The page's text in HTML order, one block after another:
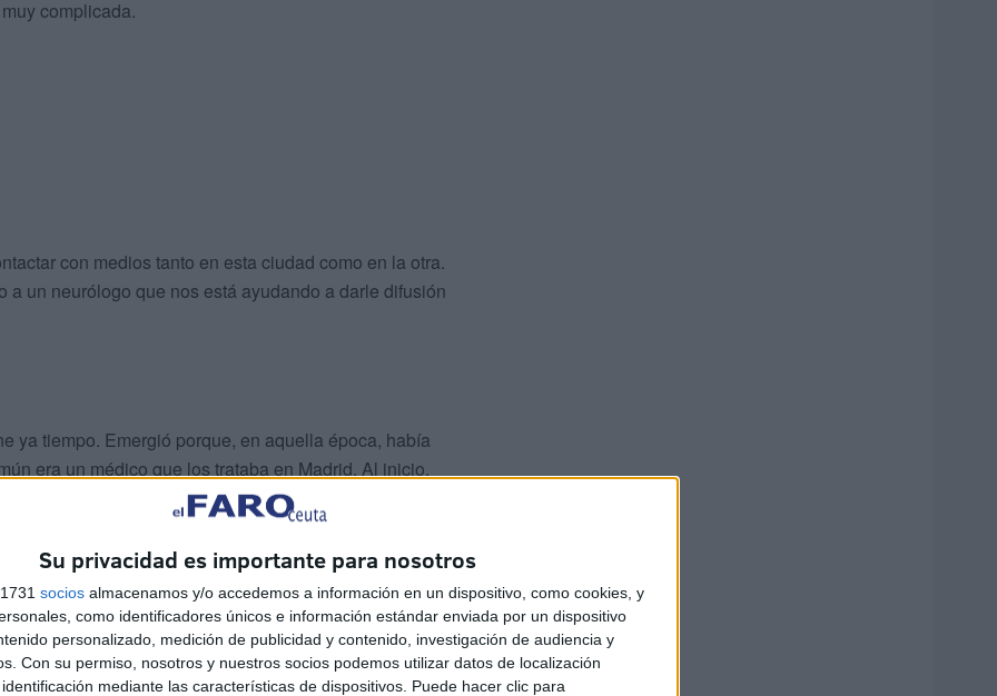
Su privacidad es importante para nosotros
socios almacenamos y/o accedemos a información en un dispositivo, como cookies, y
como identificadores únicos e información estándar enviada por un dispositivo
personalizado, medición de publicidad y contenido, investigación de audiencia y
Con su permiso, nosotros y nuestros socios podemos utilizar datos de localización
mediante las características de dispositivos. Puede hacer clic para
complicada.
con medios tanto en esta ciudad como en la otra.
a un neurólogo que nos está ayudando a darle difusión
ya tiempo. Emergió porque, en aquella época, había
era un médico que los trataba en Madrid. Al inicio,
porque se suele tener la idea de que no existen más
reunió y sugirió la creación de una entidad. Fue por la
aquel momento, no era tan conocida. Ahora tenemos
en este número porque no saben de ella. Por
atención.
formas esta afección, pero no